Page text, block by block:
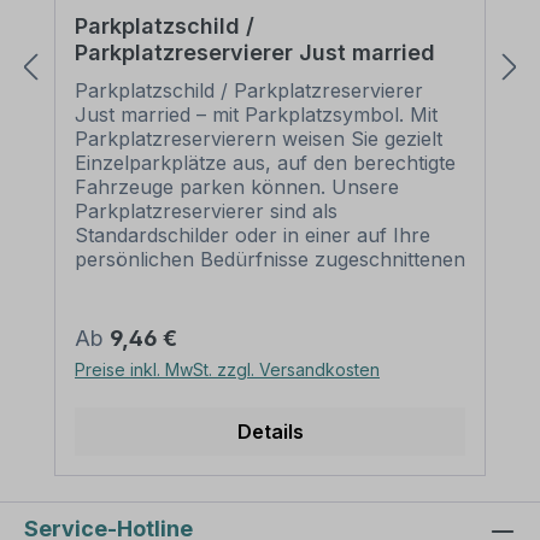
Parkplatzschild /
Parkplatzreservierer Just married
Parkplatzschild / Parkplatzreservierer
Just married – mit Parkplatzsymbol. Mit
Parkplatzreservierern weisen Sie gezielt
Einzelparkplätze aus, auf den berechtigte
Fahrzeuge parken können. Unsere
Parkplatzreservierer sind als
Standardschilder oder in einer auf Ihre
persönlichen Bedürfnisse zugeschnittenen
Parkplatzreservierers Just married – P-
PR-32: Material: Aluminium 2 mm
selbstklebende Folie
Ausführungen sind möglich.
Verarbeitung: rechteckig beschnitten mit
abgerundeten Ecken (nur Schilder). Die
Aufklebervariante wird nur mit spitzen
Regulärer Preis:
Ab 9,46 €
Preise inkl. MwSt. zzgl. Versandkosten
Details
Service-Hotline